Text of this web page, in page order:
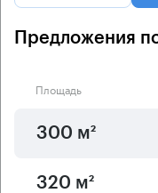
Предложения
Площадь
300 м²
320 м²